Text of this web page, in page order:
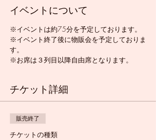
イベントについて
※イベントは約75分を予定しております。
※イベント終了後に物販会を予定しておりま
す。
※お席は３列目以降自由席となります。
チケット詳細
販売終了
チケットの種類